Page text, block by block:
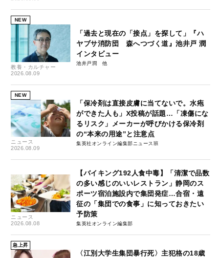
NEW
教養・カルチャー
2026.08.09
「過去と現在の「接点」を探して」『ハ
ヤブサ消防団 森へつづく道』池井戸 潤
インタビュー
池井戸潤
NEW
ニュース
2026.08.09
「保冷剤は直接皮膚に当てないで。水疱
ができた人も」X投稿が話題…「凍傷にな
るリスク」メーカーが呼びかける保冷剤
の“本来の用途”と注意点
集英社オンライン編集部ニュース班
ニュース
2026.08.08
【バイキング192人食中毒】「清潔で品数
の多い感じのいいレストラン」静岡のス
ポーツ宿泊施設内で集団発症…合宿・遠
征の「集団での食事」に知っておきたい
予防策
集英社オンライン編集部
急上昇
〈江別大学生集団暴行死〉主犯格の18歳